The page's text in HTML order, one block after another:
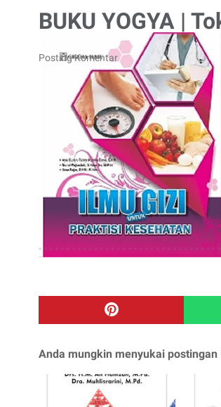
BUKU YOGYA |
Posting Komentar
Anda mungkin menyukai postingan